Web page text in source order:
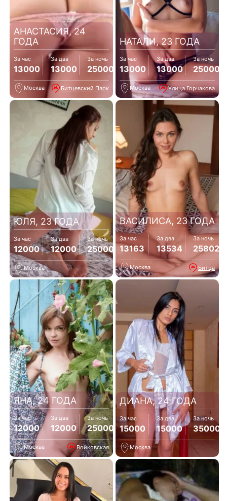
АНАСТАСИЯ, 24
ГОДА
За час
13000
За два
13000
За ночь
25000
Москва Битцевский Парк
НАТАЛИ, 23 ГОДА
За час
13000
За два
13000
За ночь
25000
Москва Улица Горчакова
ЮЛЯ, 23 ГОДА
За час
12000
За два
12000
За ночь
25000
Москва
ВАСИЛИСА, 23 ГОДА
За час
13163
За два
13534
За ночь
25802
Москва Битца
ЯНА, 24 ГОДА
За час
12000
За два
12000
За ночь
25000
Москва Войковская
ДИАНА, 24 ГОДА
За час
15000
За два
15000
За ночь
35000
Москва